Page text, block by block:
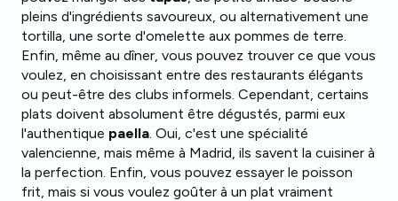
pleins d'ingrédients savoureux, ou alternativement une
tortilla, une sorte d'omelette aux pommes de terre.
Enfin, même au dîner, vous pouvez trouver ce que vous
voulez, en choisissant entre des restaurants élégants
ou peut-être des clubs informels. Cependant, certains
plats doivent absolument être dégustés, parmi eux
l'authentique paella. Oui, c'est une spécialité
valencienne, mais même à Madrid, ils savent la cuisiner à
la perfection. Enfin, vous pouvez essayer le poisson
frit, mais si vous voulez goûter à un plat vraiment